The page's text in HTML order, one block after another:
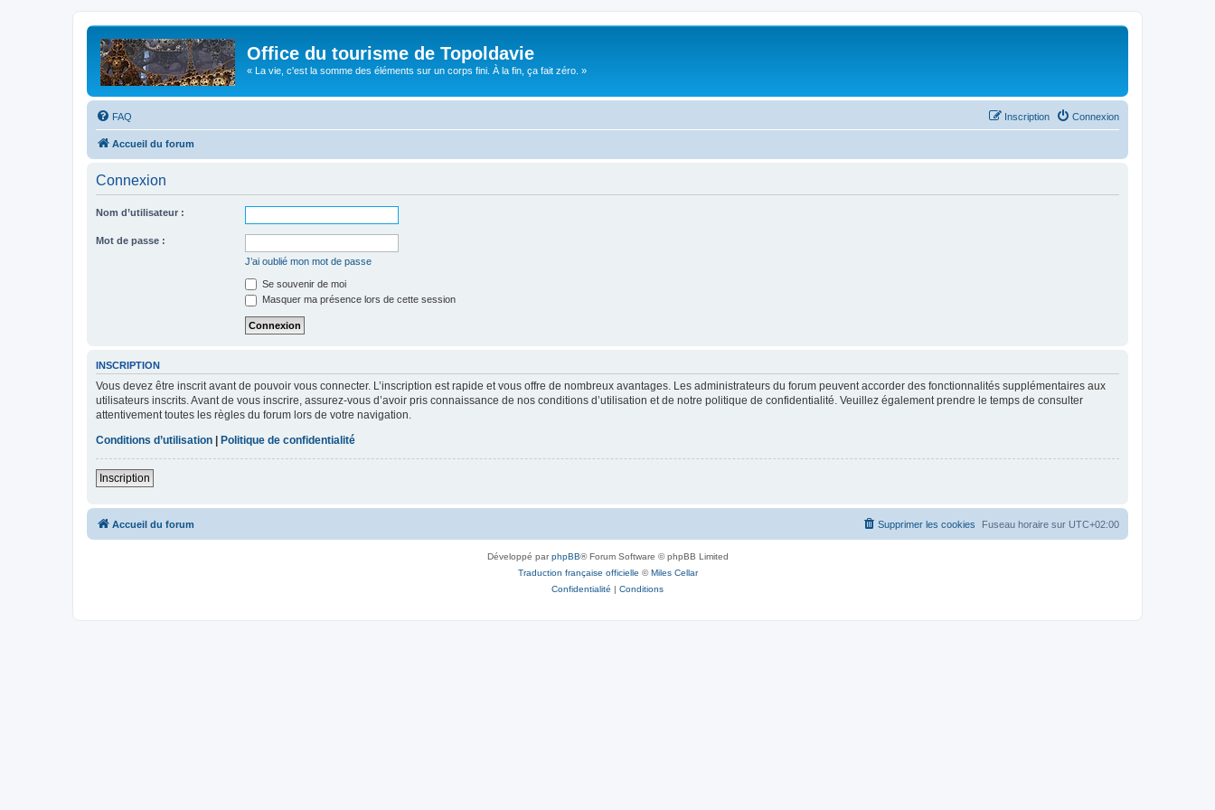
Office du tourisme de Topoldavie
« La vie, c'est la somme des éléments sur un corps fini. À la fin, ça fait zéro. »
FAQ Connexion
Inscription
Accueil du forum
Connexion
Nom d’utilisateur :
Mot de passe :
J’ai oublié mon mot de passe
Se souvenir de moi
Masquer ma présence lors de cette session
INSCRIPTION
Vous devez être inscrit avant de pouvoir vous connecter. L’inscription est rapide et vous offre de nombreux avantages. Les administrateurs du forum peuvent accorder des fonctionnalités supplémentaires aux
utilisateurs inscrits. Avant de vous inscrire, assurez-vous d’avoir pris connaissance de nos conditions d’utilisation et de notre politique de confidentialité. Veuillez également prendre le temps de consulter
attentivement toutes les règles du forum lors de votre navigation.
Conditions d’utilisation
Politique de confidentialité
Inscription
Accueil du forum Fuseau horaire sur UTC+02:00
Supprimer les cookies
Développé parphpBB® Forum Software © phpBB Limited
Traduction française officielle ©Miles Cellar
Confidentialité | Conditions